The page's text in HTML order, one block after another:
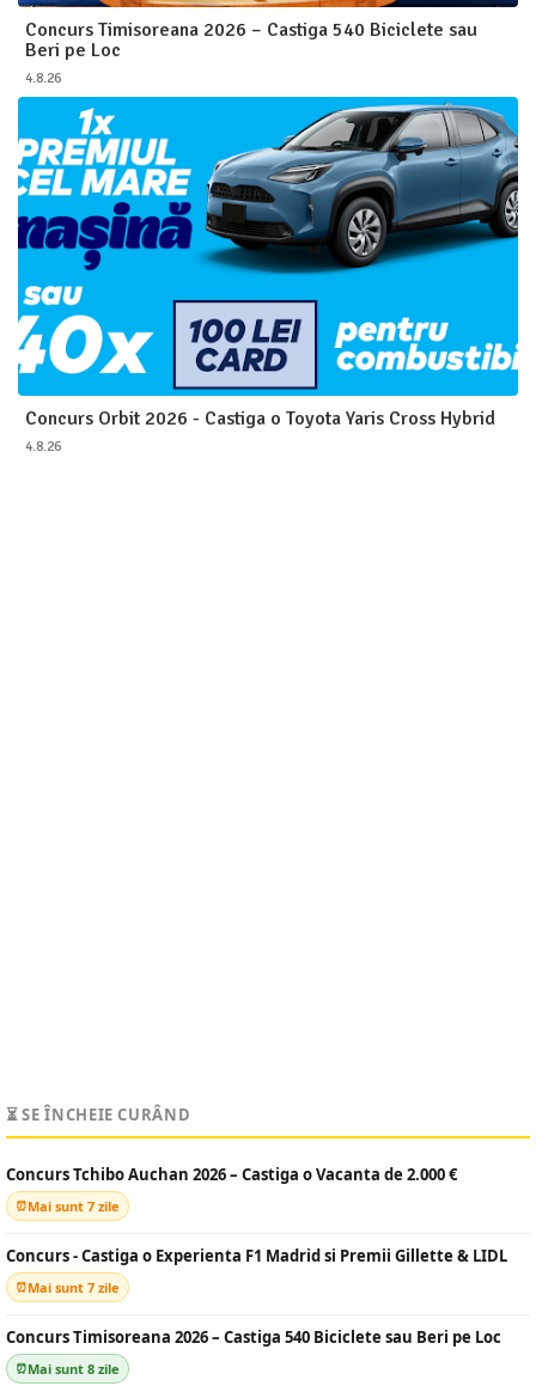
Concurs Timisoreana 2026 – Castiga 540 Biciclete sau
Beri pe Loc
4.8.26
Concurs Orbit 2026 - Castiga o Toyota Yaris Cross Hybrid
4.8.26
⏳ SE ÎNCHEIE CURÂND
Concurs Tchibo Auchan 2026 – Castiga o Vacanta de 2.000 €
Mai sunt 7 zile
Concurs - Castiga o Experienta F1 Madrid si Premii Gillette & LIDL
Mai sunt 7 zile
Concurs Timisoreana 2026 – Castiga 540 Biciclete sau Beri pe Loc
Mai sunt 8 zile